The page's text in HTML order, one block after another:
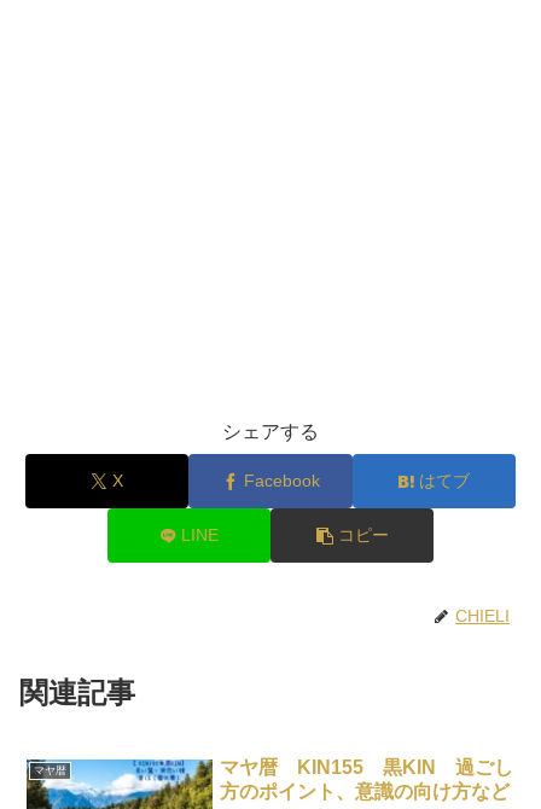
シェアする
X Facebook はてブ
LINE コピー
CHIELI
関連記事
マヤ暦
マヤ暦 KIN155 黒KIN 過ごし
方のポイント、意識の向け方など